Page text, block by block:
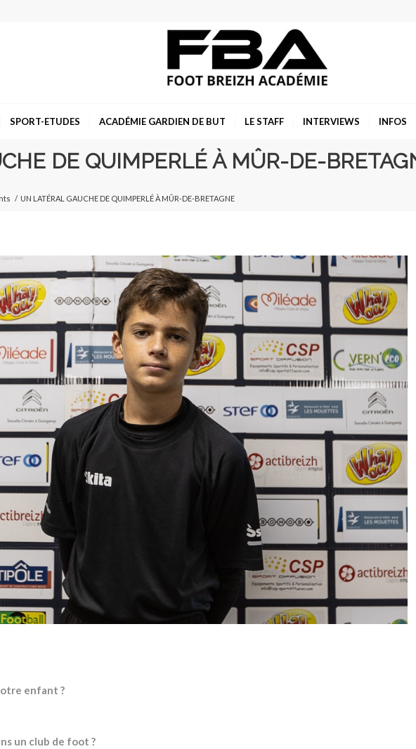
SPORT-ETUDES ACADÉMIE GARDIEN DE BUT LE STAFF INTERVIEWS INFOS
DE QUIMPERLÉ À MÛR-DE-
/ UN LATÉRAL GAUCHE DE QUIMPERLÉ À MÛR-DE-BRETAGNE
enfant ?
un club de foot ?